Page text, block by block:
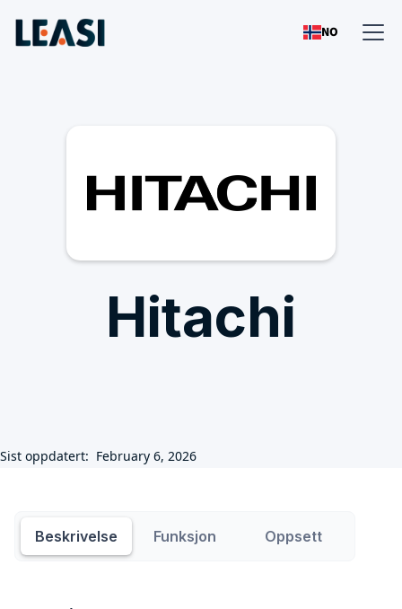
NO
Hitachi
Sist oppdatert: February 6, 2026
Beskrivelse Funksjon Oppsett